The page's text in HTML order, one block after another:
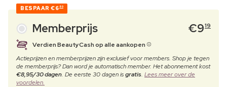
BESPAAR €6 80
Memberprijs €919
Verdien BeautyCash op alle aankopen
Actieprijzen en memberprijzen zijn exclusief voor members. Shop je tegen
de memberprijs? Dan word je automatisch member. Het abonnement kost
€8,95/30 dagen. De eerste 30 dagen isgratis. Lees meer over de
voordelen.